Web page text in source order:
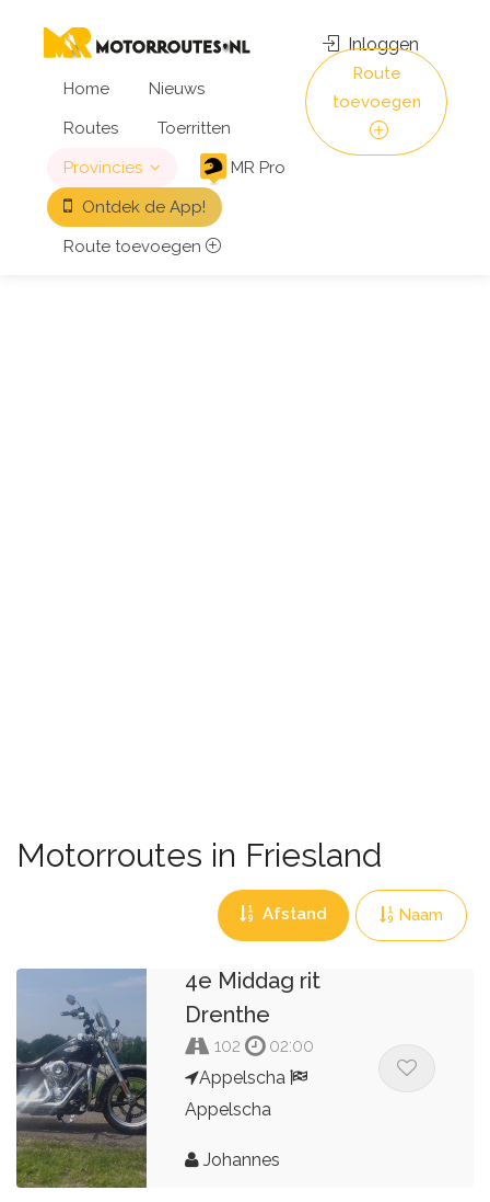
Home
Nieuws
Routes
Toerritten
Provincies
MR Pro
Ontdek de App!
Route toevoegen
Inloggen
Route
toevoegen
Motorroutes in Friesland
Afstand Naam
4e Middag rit
Drenthe
102
02:00
Appelscha
Appelscha
Johannes